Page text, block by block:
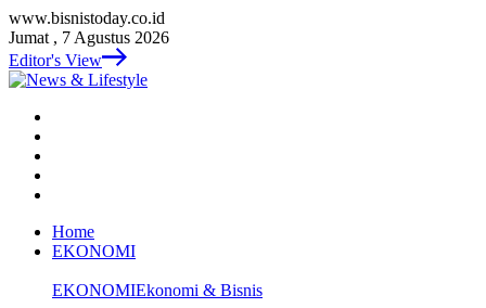
www.bisnistoday.co.id
Jumat , 7 Agustus 2026
Editor's View
Home
EKONOMI
EKONOMIEkonomi & Bisnis